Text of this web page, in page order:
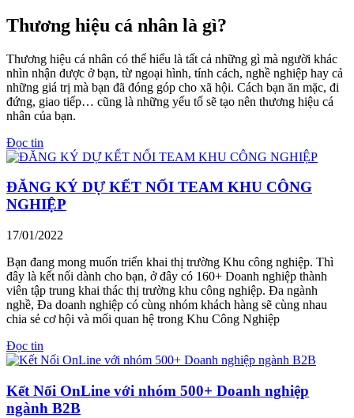
Thương hiệu cá nhân là gì?
Thương hiệu cá nhân có thể hiểu là tất cả những gì mà người khác
nhìn nhận được ở bạn, từ ngoại hình, tính cách, nghề nghiệp hay cả
những giá trị mà bạn đã đóng góp cho xã hội. Cách bạn ăn mặc, đi
đứng, giao tiếp… cũng là những yếu tố sẽ tạo nên thương hiệu cá
nhân của bạn.
Đọc tin
ĐĂNG KÝ DỰ KẾT NỐI TEAM KHU CÔNG
NGHIỆP
17/01/2022
Bạn đang mong muốn triển khai thị trường Khu công nghiệp. Thì
đây là kết nối dành cho bạn, ở đây có 160+ Doanh nghiệp thành
viên tập trung khai thác thị trường khu công nghiệp. Đa ngành
nghề, Đa doanh nghiệp có cùng nhóm khách hàng sẽ cùng nhau
chia sẻ cơ hội và mối quan hệ trong Khu Công Nghiệp
Đọc tin
Kết Nối OnLine với nhóm 500+ Doanh nghiệp
ngành B2B